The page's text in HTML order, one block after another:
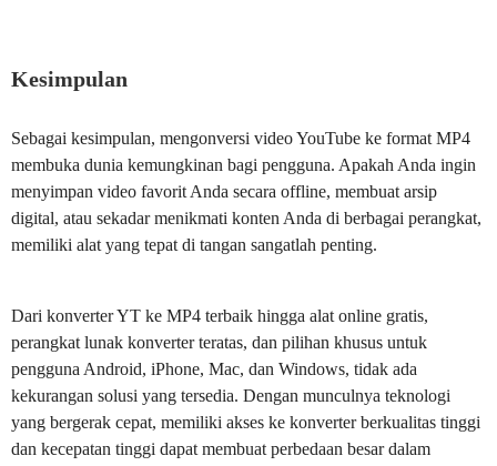
Kesimpulan
Sebagai kesimpulan, mengonversi video YouTube ke format MP4
membuka dunia kemungkinan bagi pengguna. Apakah Anda ingin
menyimpan video favorit Anda secara offline, membuat arsip
digital, atau sekadar menikmati konten Anda di berbagai perangkat,
memiliki alat yang tepat di tangan sangatlah penting.
Dari konverter YT ke MP4 terbaik hingga alat online gratis,
perangkat lunak konverter teratas, dan pilihan khusus untuk
pengguna Android, iPhone, Mac, dan Windows, tidak ada
kekurangan solusi yang tersedia. Dengan munculnya teknologi
yang bergerak cepat, memiliki akses ke konverter berkualitas tinggi
dan kecepatan tinggi dapat membuat perbedaan besar dalam